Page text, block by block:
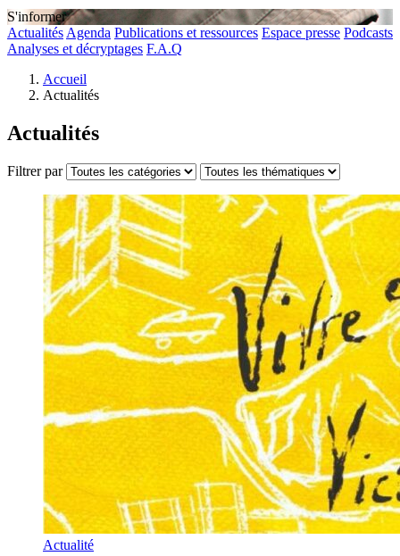
S'informer
Actualités Agenda Publications et ressources Espace presse Podcasts
Analyses et décryptages F.A.Q
Accueil
Actualités
Actualités
Filtrer par
Actualité